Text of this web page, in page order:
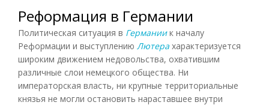
Реформация в Германии
Политическая ситуация в Германиик началу
Реформации и выступлению Лютера характеризуется
широким движением недовольства, охватившим
различные слои немецкого общества. Ни
императорская власть, ни крупные территориальные
князья не могли остановить нараставшее внутри